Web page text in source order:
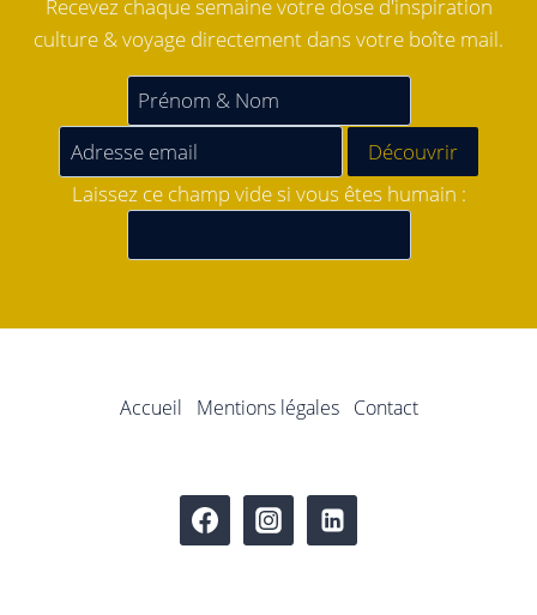
Recevez chaque semaine votre dose d'inspiration
culture & voyage directement dans votre boîte mail.
Laissez ce champ vide si vous êtes humain :
Accueil Mentions légales Contact